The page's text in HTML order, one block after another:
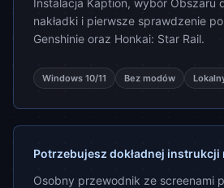
Instalacja Kaption, wybór Obszaru
nakładki i pierwsze sprawdzenie
Genshinie oraz Honkai: Star Rail.
Windows 10/11 Bez modów
Potrzebujesz dokładnej instrukcji
Osobny przewodnik ze screenami